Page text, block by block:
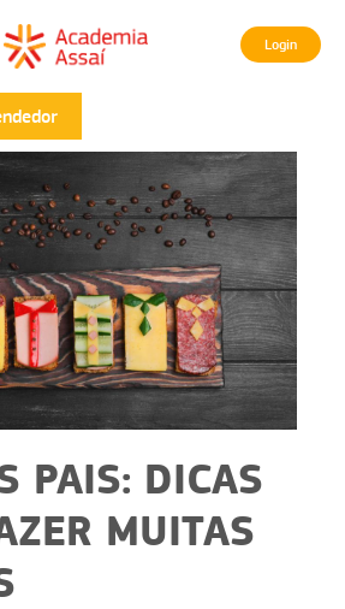
Login
PAIS: DICAS
MUITAS